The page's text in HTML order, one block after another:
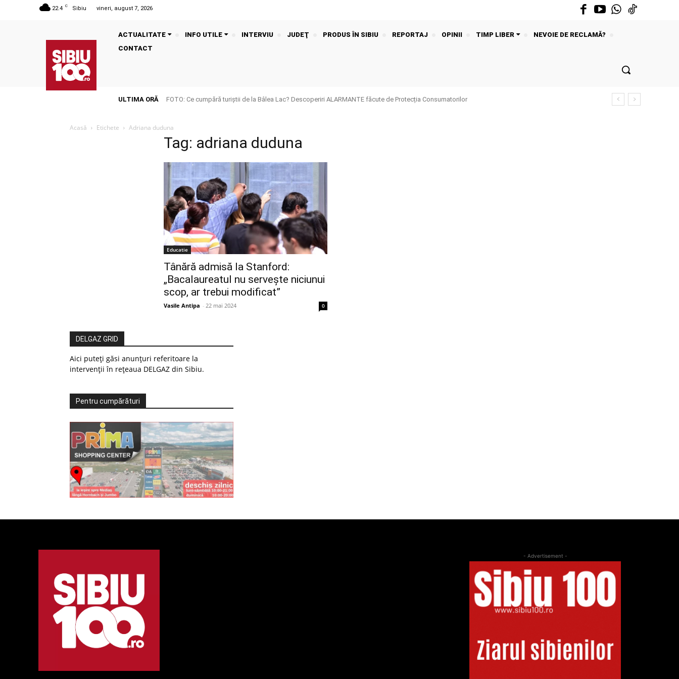
22.4 C Sibiu vineri, august 7, 2026
ACTUALITATE INFO UTILE INTERVIU JUDEŢ PRODUS ÎN SIBIU REPORTAJ OPINII TIMP LIBER
NEVOIE DE RECLAMĂ?
CONTACT
ULTIMA ORĂ FOTO: Ce cumpără turiștii de la Bâlea Lac? Descoperiri ALARMANTE făcute de Protecția Consumatorilor
Acasă Etichete Adriana duduna
Tag: adriana duduna
Educatie
Tânără admisă la Stanford:
„Bacalaureatul nu servește niciunui
scop, ar trebui modificat”
Vasile Antipa - 22 mai 2024 0
DELGAZ GRID
Aici puteți găsi anunțuri referitoare la
intervenții în rețeaua DELGAZ din Sibiu.
Pentru cumpărături
- Advertisement -